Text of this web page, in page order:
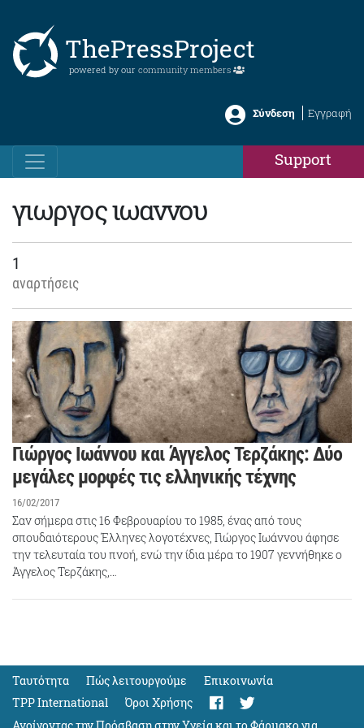
ThePressProject
powered by our community members
Σύνδεση Εγγραφή
Support
γιωργος ιωαννου
1
αναρτήσεις
Γιώργος Ιωάννου και Άγγελος Τερζάκης: Δύο
μεγάλες μορφές τις ελληνικής τέχνης
16/02/2017
Σαν σήμερα στις 16 Φεβρουαρίου το 1985, ένας από τους
σπουδαιότερους Έλληνες λογοτέχνες, Γιώργος Ιωάννου άφησε
την τελευταία του πνοή, ενώ την ίδια μέρα το 1907 γεννήθηκε ο
Άγγελος Τερζάκης,…
Ταυτότητα Πώς λειτουργούμε
Eπικοινωνία
TPP International
Όροι Χρήσης